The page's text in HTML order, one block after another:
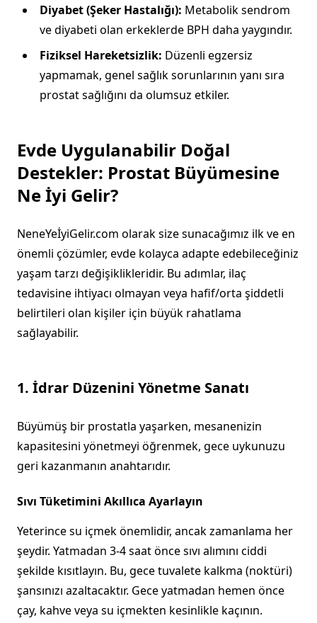
Diyabet (Şeker Hastalığı): Metabolik sendrom
ve diyabeti olan erkeklerde BPH daha yaygındır.
Fiziksel Hareketsizlik: Düzenli egzersiz
yapmamak, genel sağlık sorunlarının yanı sıra
prostat sağlığını da olumsuz etkiler.
Evde Uygulanabilir Doğal
Destekler: Prostat Büyümesine
Ne İyi Gelir?
NeneYeİyiGelir.com olarak size sunacağımız ilk ve en
önemli çözümler, evde kolayca adapte edebileceğiniz
yaşam tarzı değişiklikleridir. Bu adımlar, ilaç
tedavisine ihtiyacı olmayan veya hafif/orta şiddetli
belirtileri olan kişiler için büyük rahatlama
sağlayabilir.
1. İdrar Düzenini Yönetme Sanatı
Büyümüş bir prostatla yaşarken, mesanenizin
kapasitesini yönetmeyi öğrenmek, gece uykunuzu
geri kazanmanın anahtarıdır.
Sıvı Tüketimini Akıllıca Ayarlayın
Yeterince su içmek önemlidir, ancak zamanlama her
şeydir. Yatmadan 3-4 saat önce sıvı alımını ciddi
şekilde kısıtlayın. Bu, gece tuvalete kalkma (noktüri)
şansınızı azaltacaktır. Gece yatmadan hemen önce
çay, kahve veya su içmekten kesinlikle kaçının.